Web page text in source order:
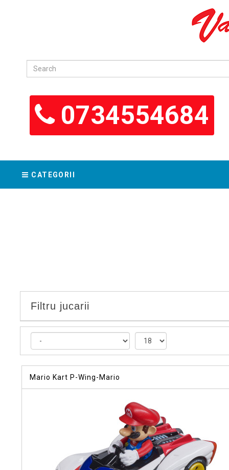
0734554684
CATEGORII
Filtru jucarii
Mario Kart P-Wing-Mario